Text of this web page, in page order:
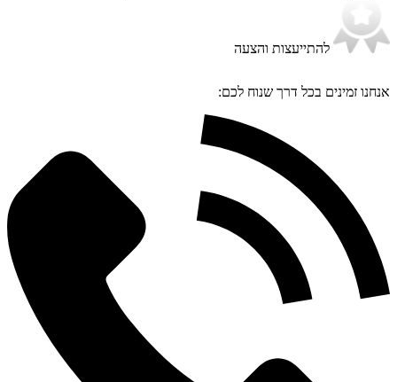
להתייעצות והצעה
אנחנו זמינים בכל דרך שנוח לכם: